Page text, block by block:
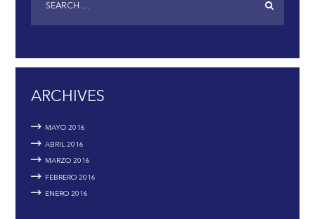
ARCHIVES
MAYO2016
ABRIL2016
MARZO2016
FEBRERO2016
ENERO2016